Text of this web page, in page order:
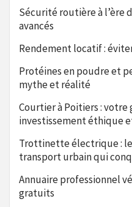
Sécurité routière à l’ère
avancés
Rendement locatif :
Protéines en poudre et
mythe et réalité
Courtier à Poitiers :
investissement éthique
Trottinette électrique :
transport urbain qui
Annuaire professionnel
gratuits